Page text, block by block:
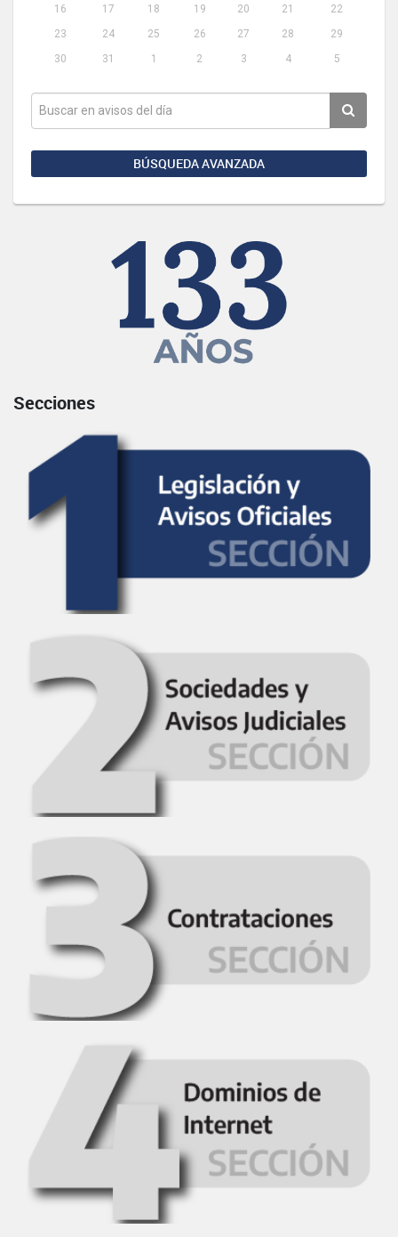
16
17 18 19 20 21
22
23
24 25 26 27 28
29
30
31 1 2 3 4 5
BÚSQUEDA AVANZADA
Secciones